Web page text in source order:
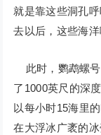
就是靠这些洞孔
去以后，这些海
此时，鹦鹉螺号
了1000英尺的深
以每小时15海里
在大浮冰广袤的冰